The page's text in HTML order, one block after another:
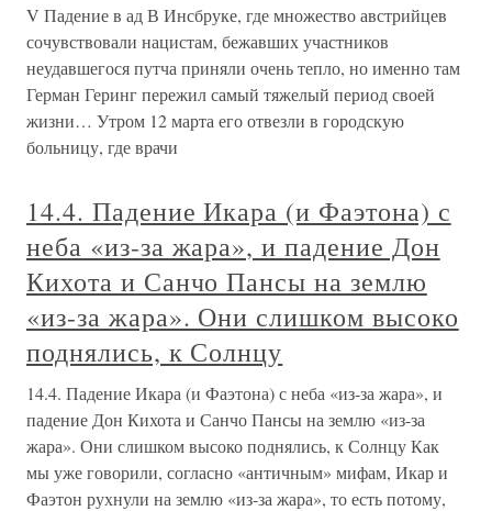
V Падение в ад В Инсбруке, где множество австрийцев
сочувствовали нацистам, бежавших участников
неудавшегося путча приняли очень тепло, но именно там
Герман Геринг пережил самый тяжелый период своей
жизни… Утром 12 марта его отвезли в городскую
больницу, где врачи
14.4. Падение Икара (и Фаэтона) с
неба «из-за жара», и падение Дон
Кихота и Санчо Пансы на землю
«из-за жара». Они слишком высоко
поднялись, к Солнцу
14.4. Падение Икара (и Фаэтона) с неба «из-за жара», и
падение Дон Кихота и Санчо Пансы на землю «из-за
жара». Они слишком высоко поднялись, к Солнцу Как
мы уже говорили, согласно «античным» мифам, Икар и
Фаэтон рухнули на землю «из-за жара», то есть потому,